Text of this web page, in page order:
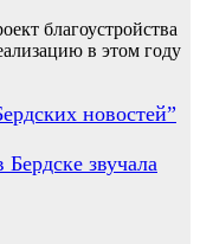
благоустройства
в этом году
новостей”
звучала